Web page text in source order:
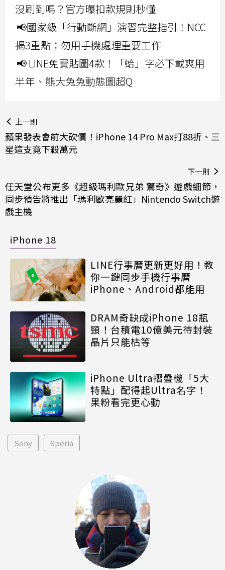
沒刷到嗎？官方曝扣款規則秒懂
📢國家級「行動斷網」演習完整指引！NCC
揭3重點：勿用手機處理重要工作
📢 LINE免費貼圖4款！「蛤」字必下載爽用
半年、熊大兔兔動態圖超Q
上一則
蘋果發表會前大砍價！iPhone 14 Pro Max打88折、三
星這支竟下殺萬元
下一則
任天堂公布更多《超級瑪利歐兄弟 驚奇》遊戲細節，
同步預告將推出「瑪利歐亮麗紅」Nintendo Switch遊
戲主機
iPhone 18
LINE行事曆更新更好用！教
你一鍵同步手機行事曆
iPhone、Android都能用
DRAM奇缺成iPhone 18瓶
頸！台積電10億美元待封裝
晶片只能枯等
iPhone Ultra摺疊機「5大
特點」配得起Ultra名字！
果粉看完更心動
Sony Xperia